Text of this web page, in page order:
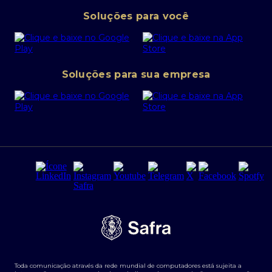
Canal de denúncias
Política de Segurança Cibernética
Portal da Privacidade
PRSAC
Regras e Parâmetros de Atuação Banco Safra
Segurança da Informação
Tarifas e serviços Pessoa Física
Transparência de remuneração
Abra sua conta PJ
SafraPay
Cartão Safra Empresas
Empréstimo e financiamentos PJ
Derivativos
Agronegócios
Soluções para você
Soluções para sua empresa
Toda comunicação através da rede mundial de computadores está sujeita a